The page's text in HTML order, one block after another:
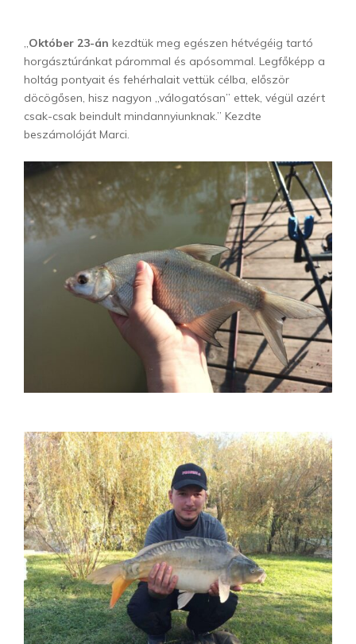
„Október 23-án kezdtük meg egészen hétvégéig tartó
horgásztúránkat párommal és apósommal. Legfőképp a
holtág pontyait és fehérhalait vettük célba, először
döcögősen, hisz nagyon „válogatósan” ettek, végül azért
csak-csak beindult mindannyiunknak.” Kezdte
beszámolóját Marci.